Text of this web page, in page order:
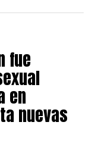
fue
en
nuevas